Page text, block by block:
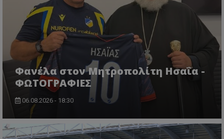
Φανέλα στον Μητροπολίτη Ησαΐα -
ΦΩΤΟΓΡΑΦΙΕΣ
06.08.2026 - 18:30